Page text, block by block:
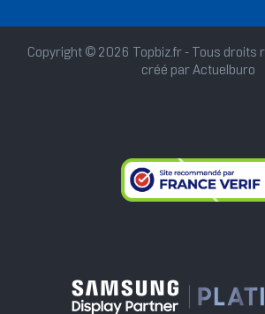
Copyright © 2026 Topbiz.fr - Tous droits
créé par Actuelburo